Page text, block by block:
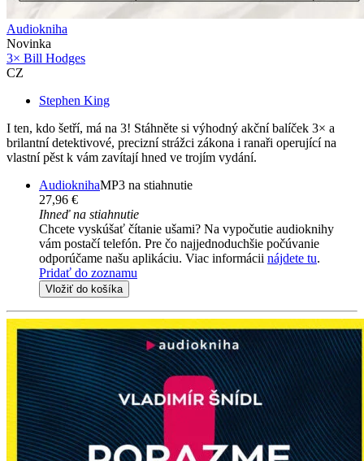
Audiokniha
Novinka
3× Bill Hodges
CZ
Stephen King
I ten, kdo šetří, má na 3! Stáhněte si výhodný akční balíček 3× a
brilantní detektivové, precizní strážci zákona i ranaři operující na
vlastní pěst k vám zavítají hned ve trojím vydání.
AudioknihaMP3 na stiahnutie
27,96 €
Ihneď na stiahnutie
Chcete vyskúšať čítanie ušami? Na vypočutie audioknihy
vám postačí telefón. Pre čo najjednoduchšie počúvanie
odporúčame našu aplikáciu. Viac informácii nájdete tu.
Pridať do zoznamu
Vložiť do košíka